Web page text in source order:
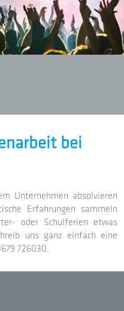
bei
Unternehmen absolvieren
Erfahrungen sammeln
oder Schulferien etwas
uns ganz einfach eine
726030.